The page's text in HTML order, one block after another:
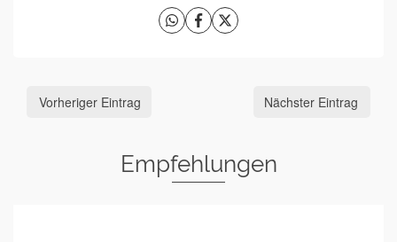
Vorheriger Eintrag Nächster Eintrag
Empfehlungen